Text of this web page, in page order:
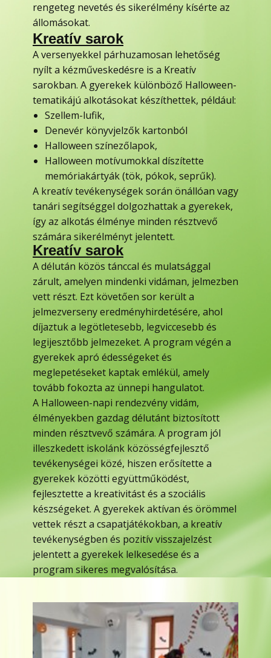
rengeteg nevetés és sikerélmény kísérte az
állomásokat.
Kreatív sarok
A versenyekkel párhuzamosan lehetőség
nyílt a kézműveskedésre is a Kreatív
sarokban. A gyerekek különböző Halloween-
tematikájú alkotásokat készíthettek, például:
Szellem-lufik,
Denevér könyvjelzők kartonból
Halloween színezőlapok,
Halloween motívumokkal díszítette
memóriakártyák (tök, pókok, seprűk).
A kreatív tevékenységek során önállóan vagy
tanári segítséggel dolgozhattak a gyerekek,
így az alkotás élménye minden résztvevő
számára sikerélményt jelentett.
Kreatív sarok
A délután közös tánccal és mulatsággal
zárult, amelyen mindenki vidáman, jelmezben
vett részt. Ezt követően sor került a
jelmezverseny eredményhirdetésére, ahol
díjaztuk a legötletesebb, legviccesebb és
legijesztőbb jelmezeket. A program végén a
gyerekek apró édességeket és
meglepetéseket kaptak emlékül, amely
tovább fokozta az ünnepi hangulatot.
A Halloween-napi rendezvény vidám,
élményekben gazdag délutánt biztosított
minden résztvevő számára. A program jól
illeszkedett iskolánk közösségfejlesztő
tevékenységei közé, hiszen erősítette a
gyerekek közötti együttműködést,
fejlesztette a kreativitást és a szociális
készségeket. A gyerekek aktívan és örömmel
vettek részt a csapatjátékokban, a kreatív
tevékenységben és pozitív visszajelzést
jelentett a gyerekek lelkesedése és a
program sikeres megvalósítása.